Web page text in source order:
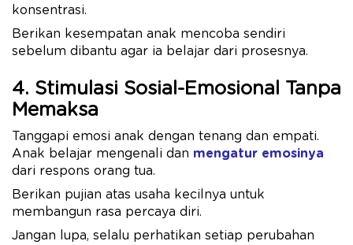
konsentrasi.
Berikan kesempatan anak mencoba sendiri
sebelum dibantu agar ia belajar dari prosesnya.
4. Stimulasi Sosial-Emosional Tanpa
Memaksa
Tanggapi emosi anak dengan tenang dan empati.
Anak belajar mengenali dan mengatur emosinya
dari respons orang tua.
Berikan pujian atas usaha kecilnya untuk
membangun rasa percaya diri.
Jangan lupa, selalu perhatikan setiap perubahan